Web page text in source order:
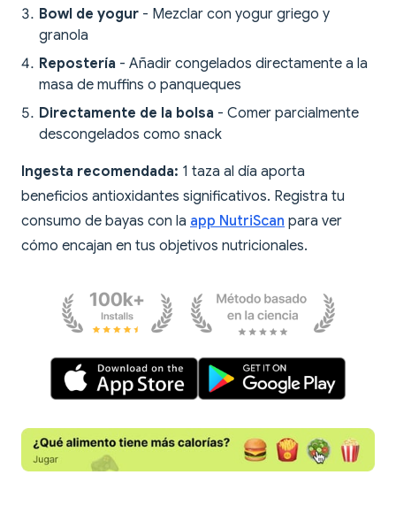
Bowl de yogur - Mezclar con yogur griego y
granola
Repostería - Añadir congelados directamente a la
masa de muffins o panqueques
Directamente de la bolsa - Comer parcialmente
descongelados como snack
Ingesta recomendada: 1 taza al día aporta
beneficios antioxidantes significativos. Registra tu
consumo de bayas con la app NutriScan para ver
cómo encajan en tus objetivos nutricionales.